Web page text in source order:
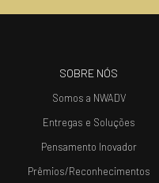
SOBRE NÓS
Somos a NWADV
Entregas e Soluções
Pensamento Inovador
Prêmios/Reconhecimentos